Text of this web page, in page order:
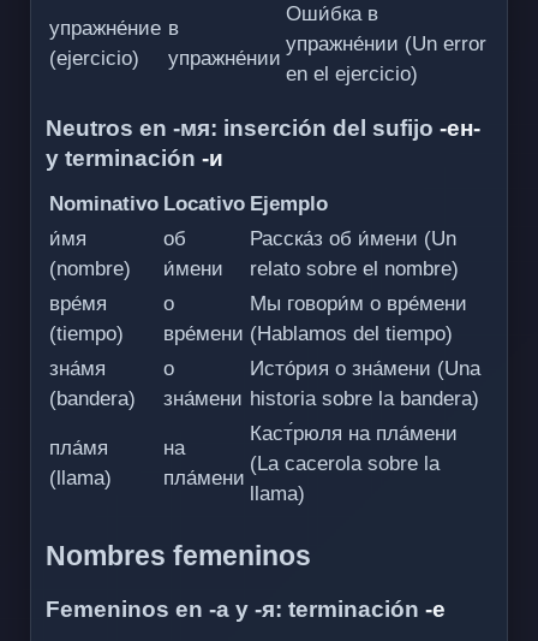
упражне́ние
(ejercicio)
в
упражне́нии
Оши́бка в
упражне́нии (Un error
en el ejercicio)
Neutros en -мя: inserción del sufijo -ен-
y terminación -и
Nominativo Locativo Ejemplo
и́мя
(nombre)
об
и́мени
Расска́з об и́мени (Un
relato sobre el nombre)
вре́мя
(tiempo)
о
вре́мени
Мы говори́м о вре́мени
(Hablamos del tiempo)
зна́мя
(bandera)
о
зна́мени
Исто́рия о зна́мени (Una
historia sobre la bandera)
пла́мя
(llama)
на
пла́мени
Каст́рюля на пла́мени
(La cacerola sobre la
llama)
Nombres femeninos
Femeninos en -а y -я: terminación -е